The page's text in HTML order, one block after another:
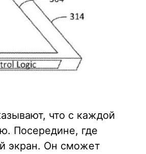
что с каждой
Посередине, где
экран. Он сможет